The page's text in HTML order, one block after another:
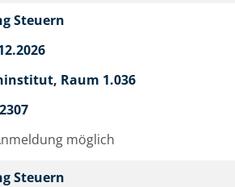
Steuern
Raum 1.036
möglich
Steuern